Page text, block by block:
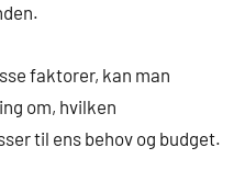
faktorer, kan man
om, hvilken
til ens behov og budget.